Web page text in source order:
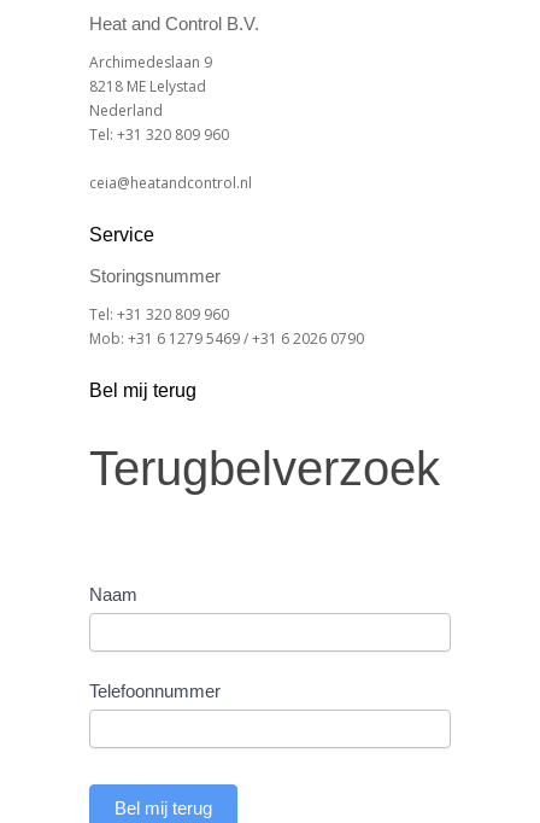
Heat and Control B.V.
Archimedeslaan 9
8218 ME Lelystad
Nederland
Tel: +31 320 809 960
ceia@heatandcontrol.nl
Service
Storingsnummer
Tel: +31 320 809 960
Mob: +31 6 1279 5469 / +31 6 2026 0790
Bel mij terug
Terugbelverzoek
Naam
Telefoonnummer
Bel mij terug